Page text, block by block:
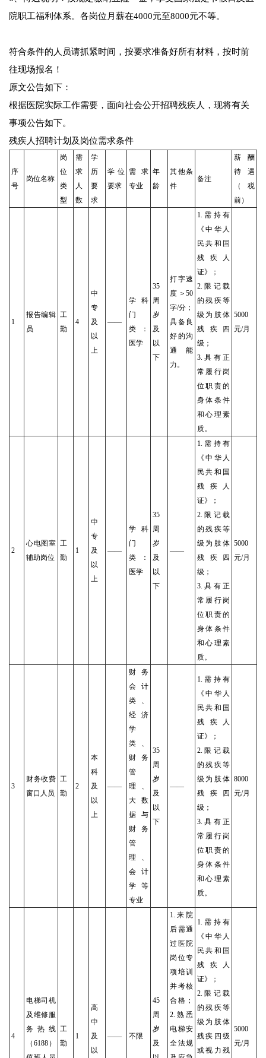
院职工福利体系。各岗位月薪在4000元至8000元不等。
符合条件的人员请抓紧时间，按要求准备好所有材料，按时前
往现场报名！
原文公告如下：
根据医院实际工作需要，面向社会公开招聘残疾人，现将有关
事项公告如下。
残疾人招聘计划及岗位需求条件
序
号
岗位名称
岗
位
类
型
需
求
人
数
学
历
要
求
学位
要求
需求
专业
年
龄
其他条
件
备注
薪酬
待遇
（税
前）
1
报告编辑
员
工
勤
4
中
专
及
以
上
——
学科
门
类：
医学
35
周
岁
及
以
下
打字速
度＞50
字/分；
具备良
好的沟
通能
力。
1.需持有
《中华人
民共和国
残疾人
证》；
2.限记载
的残疾等
级为肢体
残疾四
级；
3.具有正
常履行岗
位职责的
身体条件
和心理素
质。
5000
元/月
2
心电图室
辅助岗位
工
勤
1
中
专
及
以
上
——
学科
门
类：
医学
35
周
岁
及
以
下
——
1.需持有
《中华人
民共和国
残疾人
证》；
2.限记载
的残疾等
级为肢体
残疾四
级；
3.具有正
常履行岗
位职责的
身体条件
和心理素
质。
5000
元/月
3
财务收费
窗口人员
工
勤
2
本
科
及
以
上
——
财务
会计
类、
经济
学
类、
财务
管
理、
大数
据与
财务
管
理、
会计
学等
专业
35
周
岁
及
以
下
——
1.需持有
《中华人
民共和国
残疾人
证》；
2.限记载
的残疾等
级为肢体
残疾四
级；
3.具有正
常履行岗
位职责的
身体条件
和心理素
质。
8000
元/月
4
电梯司机
及维修服
务热线
（6188）
工
勤
1
高
中
及
以
—— 不限
45
周
岁
及
1.来院
后需通
过医院
岗位专
项培训
并考核
合格；
2.熟悉
电梯安
全法规
1.需持有
《中华人
民共和国
残疾人
证》；
2.限记载
的残疾等
级为肢体
残疾四级
或视力残
5000
元/月